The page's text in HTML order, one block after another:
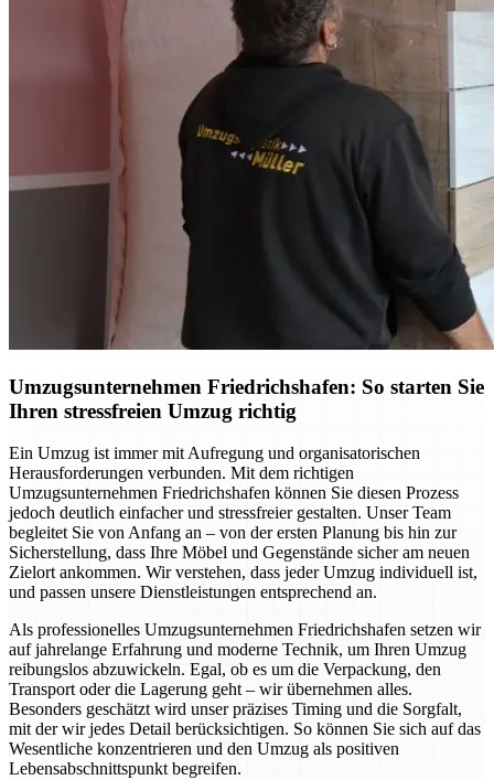
Umzugsunternehmen Friedrichshafen: So starten Sie
Ihren stressfreien Umzug richtig
Ein Umzug ist immer mit Aufregung und organisatorischen
Herausforderungen verbunden. Mit dem richtigen
Umzugsunternehmen Friedrichshafen können Sie diesen Prozess
jedoch deutlich einfacher und stressfreier gestalten. Unser Team
begleitet Sie von Anfang an – von der ersten Planung bis hin zur
Sicherstellung, dass Ihre Möbel und Gegenstände sicher am neuen
Zielort ankommen. Wir verstehen, dass jeder Umzug individuell ist,
und passen unsere Dienstleistungen entsprechend an.
Als professionelles Umzugsunternehmen Friedrichshafen setzen wir
auf jahrelange Erfahrung und moderne Technik, um Ihren Umzug
reibungslos abzuwickeln. Egal, ob es um die Verpackung, den
Transport oder die Lagerung geht – wir übernehmen alles.
Besonders geschätzt wird unser präzises Timing und die Sorgfalt,
mit der wir jedes Detail berücksichtigen. So können Sie sich auf das
Wesentliche konzentrieren und den Umzug als positiven
Lebensabschnittspunkt begreifen.